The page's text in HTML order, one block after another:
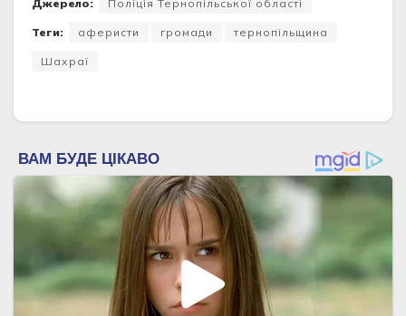
Джерело: Поліція Тернопільської області
Теги: аферисти громади тернопільщина
Шахраї